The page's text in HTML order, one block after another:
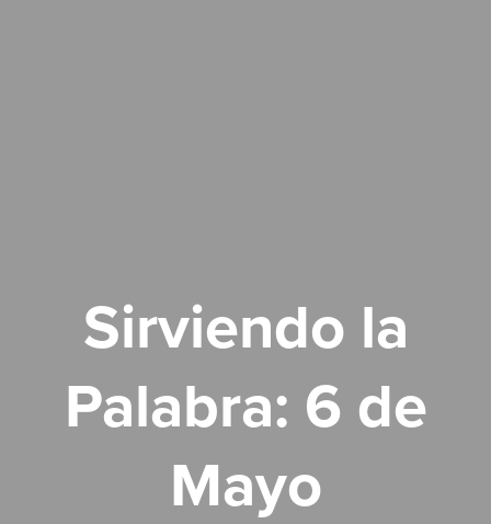
Sirviendo la
Palabra: 6 de
Mayo